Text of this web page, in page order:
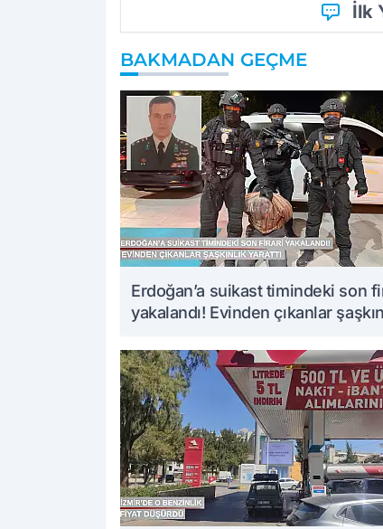
İlk
BAKMADAN GEÇME
Erdoğan’a suikast timindeki son
yakalandı! Evinden çıkanlar